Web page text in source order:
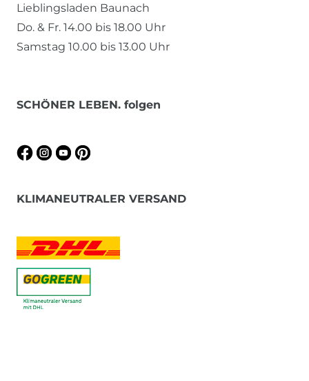
Lieblingsladen Baunach
Do. & Fr. 14.00 bis 18.00 Uhr
Samstag 10.00 bis 13.00 Uhr
SCHÖNER LEBEN. folgen
KLIMANEUTRALER VERSAND